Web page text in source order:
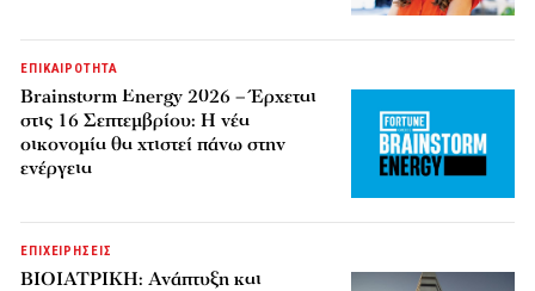
ΕΠΙΚΑΙΡΟΤΗΤΑ
Brainstorm Energy 2026 – Έρχεται
στις 16 Σεπτεμβρίου: Η νέα
οικονομία θα χτιστεί πάνω στην
ενέργεια
ΕΠΙΧΕΙΡΗΣΕΙΣ
ΒΙΟΙΑΤΡΙΚΗ: Ανάπτυξη και